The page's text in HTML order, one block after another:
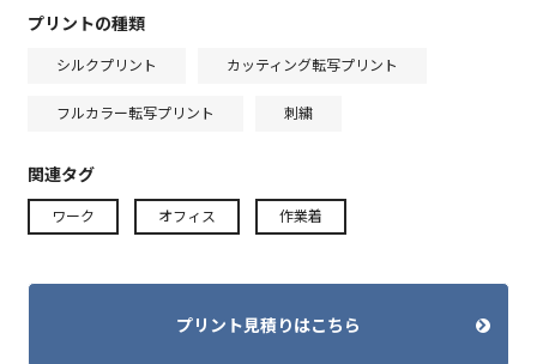
プリントの種類
シルクプリント カッティング転写プリント
フルカラー転写プリント 刺繍
関連タグ
ワーク オフィス 作業着
プリント見積りはこちら